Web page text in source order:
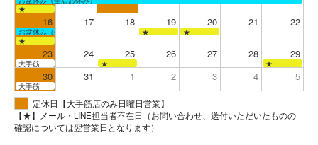
★
16 17 18 19 20 21 22
お盆休み（全店お休み） ★
★
★
23 24 25 26 27 28 29
大手筋 ★ ★
30 31 1 2 3 4 5
大手筋
定休日【大手筋店のみ日曜日営業】
【★】メール・LINE担当者不在日（お問い合わせ、送付いただいたものの
確認については翌営業日となります）